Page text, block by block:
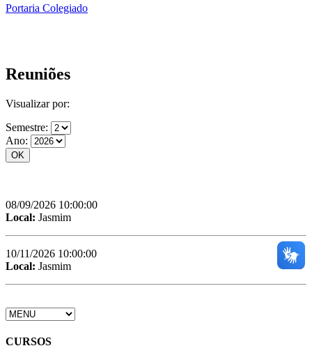
Portaria Colegiado
Reuniões
Visualizar por:
Semestre:
Ano:
08/09/2026 10:00:00
Local: Jasmim
10/11/2026 10:00:00
Local: Jasmim
CURSOS